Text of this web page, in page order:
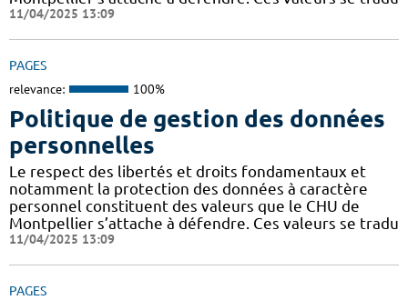
11/04/2025 13:09
PAGES
relevance: 100%
Politique de gestion des données
personnelles
Le respect des libertés et droits fondamentaux et
notamment la protection des données à caractère
personnel constituent des valeurs que le CHU de
Montpellier s’attache à défendre. Ces valeurs se tradu
11/04/2025 13:09
PAGES